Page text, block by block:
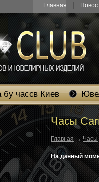
Главная
бу часов Киев
Часы
Главная→ Часы
На данный